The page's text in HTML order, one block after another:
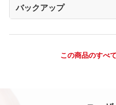
バックアップ
この商品のすべ